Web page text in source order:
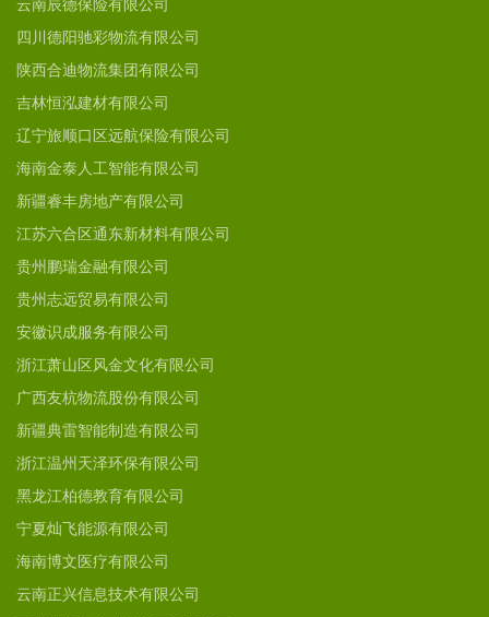
云南辰德保险有限公司
四川德阳驰彩物流有限公司
陕西合迪物流集团有限公司
吉林恒泓建材有限公司
辽宁旅顺口区远航保险有限公司
海南金泰人工智能有限公司
新疆睿丰房地产有限公司
江苏六合区通东新材料有限公司
贵州鹏瑞金融有限公司
贵州志远贸易有限公司
安徽识成服务有限公司
浙江萧山区风金文化有限公司
广西友杭物流股份有限公司
新疆典雷智能制造有限公司
浙江温州天泽环保有限公司
黑龙江柏德教育有限公司
宁夏灿飞能源有限公司
海南博文医疗有限公司
云南正兴信息技术有限公司